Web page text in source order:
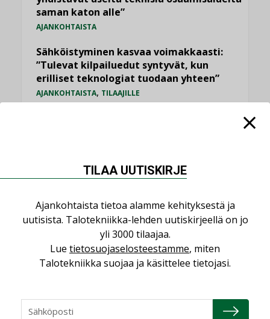
saman katon alle”
AJANKOHTAISTA
Sähköistyminen kasvaa voimakkaasti:
”Tulevat kilpailuedut syntyvät, kun
erilliset teknologiat tuodaan yhteen”
AJANKOHTAISTA, TILAAJILLE
vakiinnuttavat asemansa taloyhtiöissä
KATSO KAIKKI
NÄKÖKULMIA
TILAA UUTISKIRJE
Ajankohtaista tietoa alamme kehityksestä ja
uutisista. Talotekniikka-lehden uutiskirjeellä on jo
yli 3000 tilaajaa.
Lue tietosuojaselosteestamme, miten
Talotekniikka suojaa ja käsittelee tietojasi.